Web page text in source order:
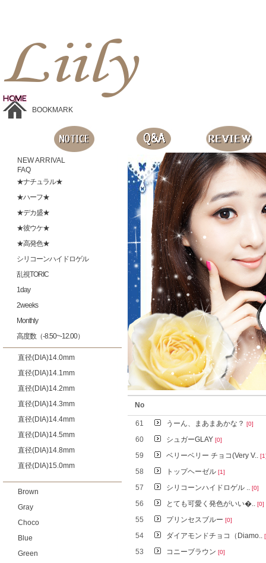
BOOKMARK
NEW ARRIVAL
FAQ
★ナチュラル★
★ハーフ★
★デカ盛★
★彼ウケ★
★高発色★
シリコーンハイドロゲル
乱視TORIC
1day
2weeks
Monthly
高度数（-8.50~-12.00）
直径(DIA)14.0mm
直径(DIA)14.1mm
直径(DIA)14.2mm
直径(DIA)14.3mm
直径(DIA)14.4mm
直径(DIA)14.5mm
直径(DIA)14.8mm
直径(DIA)15.0mm
Brown
Gray
Choco
Blue
Green
No
61 うーん、まあまあかな？ [0]
60 シュガーGLAY [0]
59 ベリーベリー チョコ(Very V..
58 トップヘーゼル [1]
57 シリコーンハイドロゲル .. [0]
56 とても可愛く発色がいい�.. [0]
55 プリンセスブルー [0]
54 ダイアモンドチョコ（Diamo..
53 コニーブラウン [0]